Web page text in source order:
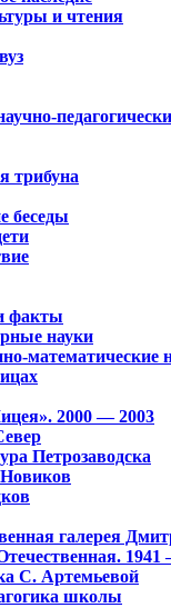
и чтения
трибуна
беседы
факты
науки
математические
2000 — 2003
Петрозаводска
галерея
1941
С. Артемьевой
школы